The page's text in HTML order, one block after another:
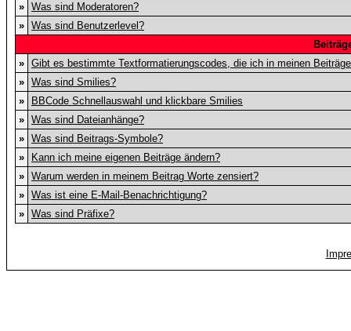
» Was sind Moderatoren?
» Was sind Benutzerlevel?
» Gibt es bestimmte Textformatierungscodes, die ich in meinen
» Was sind Smilies?
»
BBCode Schnellauswahl und klickbare Smilies
» Was sind Dateianhänge?
» Was sind Beitrags-Symbole?
»
Kann ich meine eigenen Beiträge ändern?
» Warum werden in meinem Beitrag Worte zensiert?
» Was ist eine E-Mail-Benachrichtigung?
» Was sind Präfixe?